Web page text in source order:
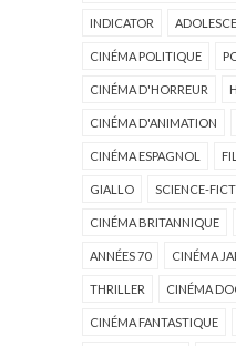
INDICATOR
CINÉMA POLITIQUE
CINÉMA D'HORREUR
CINÉMA D'ANIMATION
CINÉMA ESPAGNOL
GIALLO SCIENCE-
CINÉMA BRITANNIQUE
ANNÉES 70 CINÉMA
THRILLER CINÉMA
CINÉMA FANTASTIQUE